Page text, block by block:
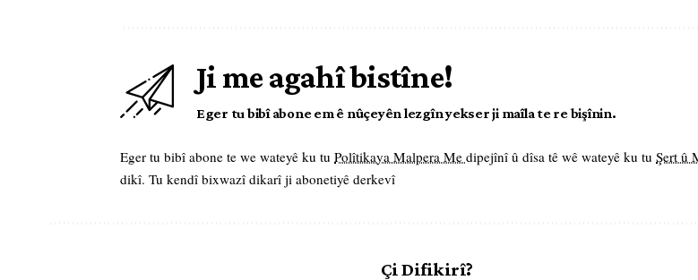
Ji me agahî bistîne!
Eger tu bibî abone em ê nûçeyên lezgîn yekser ji maîla te re bişînin.
Eger tu bibî abone te we wateyê ku tu Polîtikaya Malpera Me dipejînî û dîsa tê wê wateyê ku tu Şert û
dikî. Tu kendî bixwazî dikarî ji abonetiyê derkevî
Çi Difikirî?